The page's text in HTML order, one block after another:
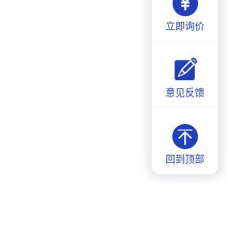
立即询价
意见反馈
回到顶部